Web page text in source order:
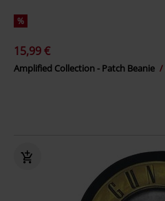
%
15,99 €
Amplified Collection - Patch Beanie